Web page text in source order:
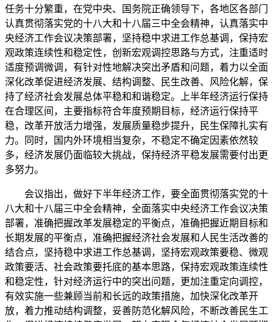
任务十分繁重，在党中央、国务院正确领导下，各地区各部门
认真贯彻落实党的十八大和十八届三中全会精神，认真落实中
央经济工作会议决策部署，坚持稳中求进工作总基调，保持宏
观政策连续性和稳定性，创新宏观调控思路与方式，注重适时
适度预调微调，有针对性地解决突出矛盾和问题，着力以全面
深化改革促进经济发展、结构调整、民生改善、风险化解，保
持了经济社会发展总体平稳和和谐稳定。上半年经济运行保持
在合理区间，主要指标符合年度预期目标，经济运行保持平
稳，改革开放活力增强，发展质量稳步提升，民生保障扎实有
力。同时，国内外环境相当复杂，不稳定不确定因素依然较
多，经济发展仍面临较大挑战，保持经济平稳发展需要付出更
多努力。
会议指出，做好下半年经济工作，要全面贯彻落实党的十
八大和十八届三中全会精神，全面落实中央经济工作会议决策
部署，准确把握改革发展稳定的平衡点，准确把握近期目标和
长期发展的平衡点，准确把握经济社会发展和人民生活改善的
结合点，坚持稳中求进工作总基调，坚持宏观政策要稳、微观
政策要活、社会政策要托底的基本思路，保持宏观政策连续性
和稳定性，针对经济运行中的突出问题，更加注重定向调控，
有效实施一些兼顾当前和长远的政策措施，加快深化改革开
放，着力推动结构调整，妥善防范化解风险，不断改善民生工